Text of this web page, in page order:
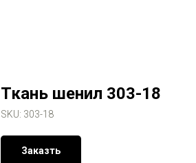
Ткань шенил 303-18
SKU: 303-18
Заказть